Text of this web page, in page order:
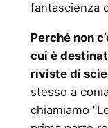
fantascienza
Perché non
cui è
riviste di
stesso a
chiamiamo